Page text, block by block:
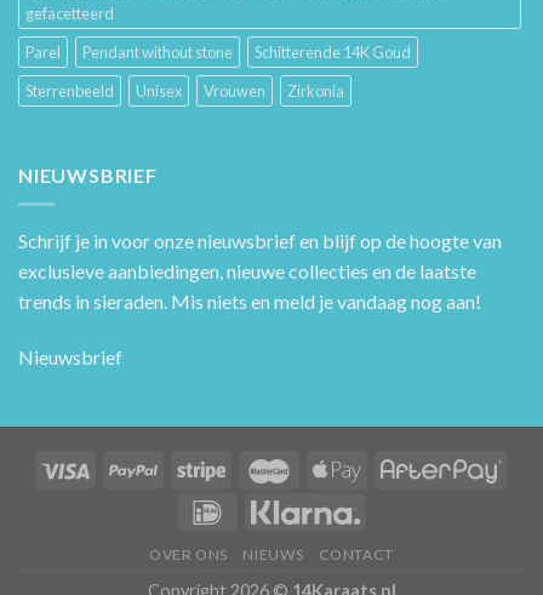
gefacetteerd
Parel
Pendant without stone
Schitterende 14K Goud
Sterrenbeeld
Unisex Vrouwen Zirkonia
NIEUWSBRIEF
Schrijf je in voor onze nieuwsbrief en blijf op de hoogte van
exclusieve aanbiedingen, nieuwe collecties en de laatste
trends in sieraden. Mis niets en meld je vandaag nog aan!
Nieuwsbrief
OVER ONS NIEUWS CONTACT
Copyright 2026 © 14Karaats.nl